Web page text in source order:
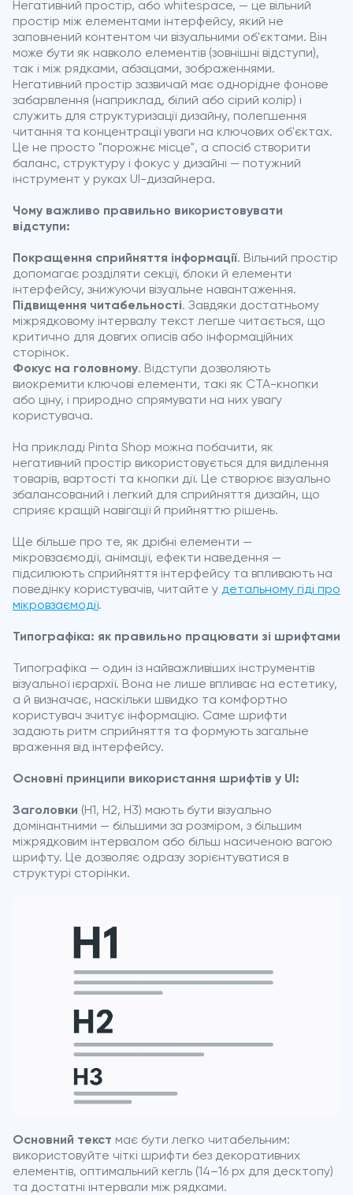
Негативний простір, або whitespace, — це вільний
простір між елементами інтерфейсу, який не
заповнений контентом чи візуальними об'єктами. Він
може бути як навколо елементів (зовнішні відступи),
так і між рядками, абзацами, зображеннями.
Негативний простір зазвичай має однорідне фонове
забарвлення (наприклад, білий або сірий колір) і
служить для структуризації дизайну, полегшення
читання та концентрації уваги на ключових об'єктах.
Це не просто "порожнє місце", а спосіб створити
баланс, структуру і фокус у дизайні — потужний
інструмент у руках UI-дизайнера.
Чому важливо правильно використовувати
відступи:
Покращення сприйняття інформації. Вільний простір
допомагає розділяти секції, блоки й елементи
інтерфейсу, знижуючи візуальне навантаження.
Підвищення читабельності. Завдяки достатньому
міжрядковому інтервалу текст легше читається, що
критично для довгих описів або інформаційних
сторінок.
Фокус на головному. Відступи дозволяють
виокремити ключові елементи, такі як CTA-кнопки
або ціну, і природно спрямувати на них увагу
користувача.
На прикладі Pinta Shop можна побачити, як
негативний простір використовується для виділення
товарів, вартості та кнопки дії. Це створює візуально
збалансований і легкий для сприйняття дизайн, що
сприяє кращій навігації й прийняттю рішень.
Ще більше про те, як дрібні елементи —
мікровзаємодії, анімації, ефекти наведення —
підсилюють сприйняття інтерфейсу та впливають на
поведінку користувачів, читайте у детальному гіді про
мікровзаємодії.
Типографіка: як правильно працювати зі шрифтами
Типографіка — один із найважливіших інструментів
візуальної ієрархії. Вона не лише впливає на естетику,
а й визначає, наскільки швидко та комфортно
користувач зчитує інформацію. Саме шрифти
задають ритм сприйняття та формують загальне
враження від інтерфейсу.
Основні принципи використання шрифтів у UI:
Заголовки (H1, H2, H3) мають бути візуально
домінантними — більшими за розміром, з більшим
міжрядковим інтервалом або більш насиченою вагою
шрифту. Це дозволяє одразу зорієнтуватися в
структурі сторінки.
Основний текст має бути легко читабельним:
використовуйте чіткі шрифти без декоративних
елементів, оптимальний кегль (14–16 px для десктопу)
та достатні інтервали між рядками.